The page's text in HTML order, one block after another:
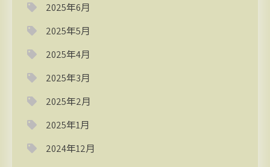
2025年6月
2025年5月
2025年4月
2025年3月
2025年2月
2025年1月
2024年12月